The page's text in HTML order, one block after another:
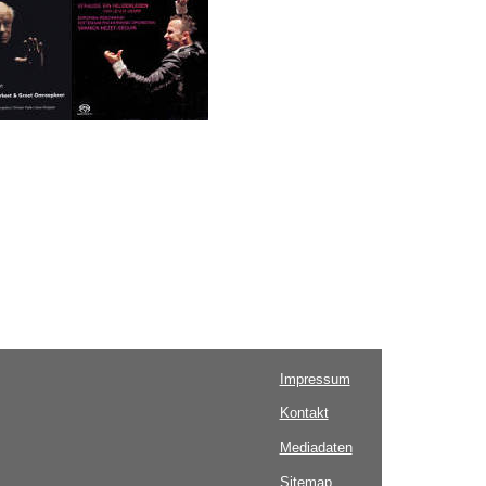
Impressum
Kontakt
Mediadaten
Sitemap